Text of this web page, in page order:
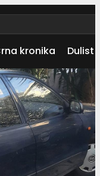
kronika Dulist